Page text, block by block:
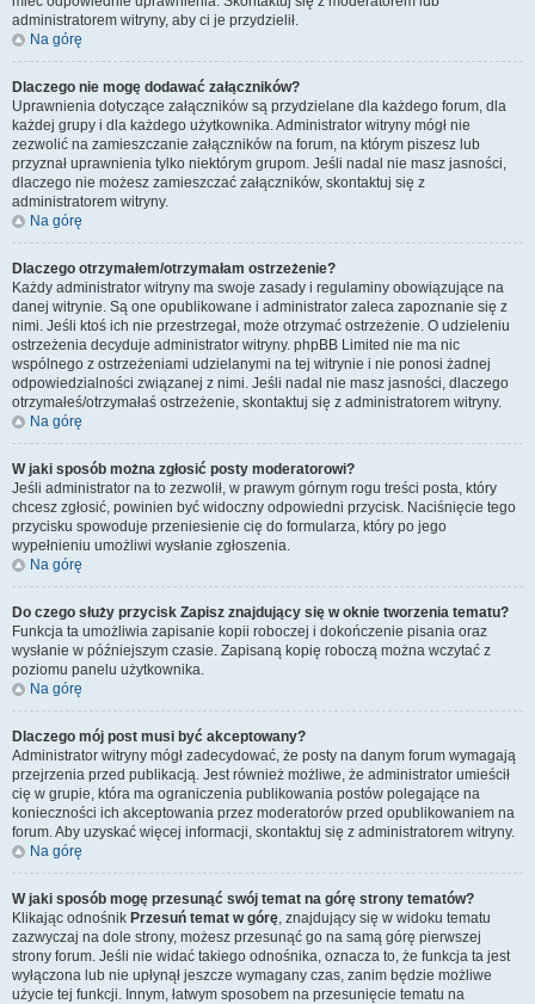
administratorem witryny, aby ci je przydzielił.
Na górę
Dlaczego nie mogę dodawać załączników?
Uprawnienia dotyczące załączników są przydzielane dla każdego forum, dla
każdej grupy i dla każdego użytkownika. Administrator witryny mógł nie
zezwolić na zamieszczanie załączników na forum, na którym piszesz lub
przyznał uprawnienia tylko niektórym grupom. Jeśli nadal nie masz jasności,
dlaczego nie możesz zamieszczać załączników, skontaktuj się z
administratorem witryny.
Na górę
Dlaczego otrzymałem/otrzymałam ostrzeżenie?
Każdy administrator witryny ma swoje zasady i regulaminy obowiązujące na
danej witrynie. Są one opublikowane i administrator zaleca zapoznanie się z
nimi. Jeśli ktoś ich nie przestrzegał, może otrzymać ostrzeżenie. O udzieleniu
ostrzeżenia decyduje administrator witryny. phpBB Limited nie ma nic
wspólnego z ostrzeżeniami udzielanymi na tej witrynie i nie ponosi żadnej
odpowiedzialności związanej z nimi. Jeśli nadal nie masz jasności, dlaczego
otrzymałeś/otrzymałaś ostrzeżenie, skontaktuj się z administratorem witryny.
Na górę
W jaki sposób można zgłosić posty moderatorowi?
Jeśli administrator na to zezwolił, w prawym górnym rogu treści posta, który
chcesz zgłosić, powinien być widoczny odpowiedni przycisk. Naciśnięcie tego
przycisku spowoduje przeniesienie cię do formularza, który po jego
wypełnieniu umożliwi wysłanie zgłoszenia.
Na górę
Do czego służy przycisk Zapisz znajdujący się w oknie tworzenia tematu?
Funkcja ta umożliwia zapisanie kopii roboczej i dokończenie pisania oraz
wysłanie w późniejszym czasie. Zapisaną kopię roboczą można wczytać z
poziomu panelu użytkownika.
Na górę
Dlaczego mój post musi być akceptowany?
Administrator witryny mógł zadecydować, że posty na danym forum wymagają
przejrzenia przed publikacją. Jest również możliwe, że administrator umieścił
cię w grupie, która ma ograniczenia publikowania postów polegające na
konieczności ich akceptowania przez moderatorów przed opublikowaniem na
forum. Aby uzyskać więcej informacji, skontaktuj się z administratorem witryny.
Na górę
W jaki sposób mogę przesunąć swój temat na górę strony tematów?
Klikając odnośnik Przesuń temat w górę, znajdujący się w widoku tematu
zazwyczaj na dole strony, możesz przesunąć go na samą górę pierwszej
strony forum. Jeśli nie widać takiego odnośnika, oznacza to, że funkcja ta jest
wyłączona lub nie upłynął jeszcze wymagany czas, zanim będzie możliwe
użycie tej funkcji. Innym, łatwym sposobem na przesunięcie tematu na